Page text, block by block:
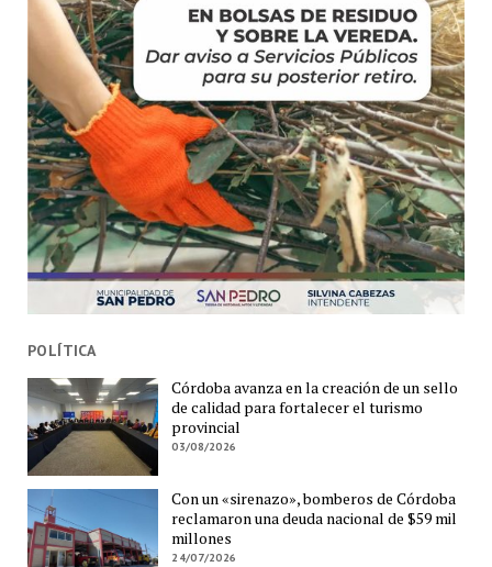
POLÍTICA
Córdoba avanza en la creación de un sello
de calidad para fortalecer el turismo
provincial
03/08/2026
Con un «sirenazo», bomberos de Córdoba
reclamaron una deuda nacional de $59 mil
millones
24/07/2026